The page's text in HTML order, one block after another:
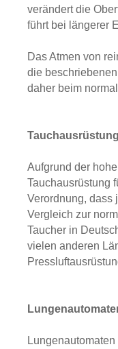
verändert die
führt bei längerer
Das Atmen von
die
daher beim
Aufgrund der
Tauchausrüstung
Verordnung, dass
Vergleich zur
Taucher in
vielen anderen